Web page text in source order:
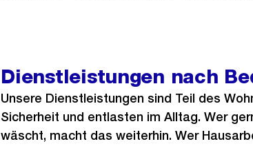
Dienstleistungen nach
Unsere Dienstleistungen sind Teil des
Sicherheit und entlasten im Alltag. Wer
wäscht, macht das weiterhin. Wer